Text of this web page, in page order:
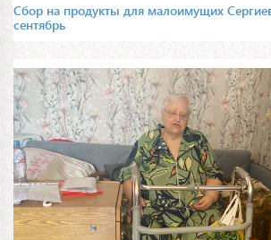
Сбор на продукты для малоимущих
сентябрь